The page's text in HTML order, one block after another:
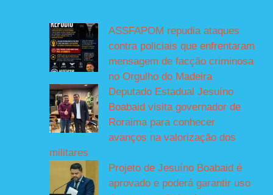
ASSFAPOM repudia ataques
contra policiais que enfrentaram
mensagem de facção criminosa
no Orgulho do Madeira
Deputado Estadual Jesuíno
Boabaid visita governador de
Roraima para conhecer
avanços na valorização dos
militares
Projeto de Jesuíno Boabaid é
aprovado e poderá garantir uso